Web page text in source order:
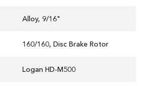
Alloy, 9/16"
160/160, Disc Brake Rotor
Logan HD-M500